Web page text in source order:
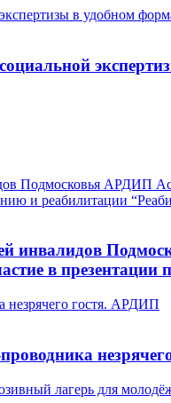
инвалидов
в презентации